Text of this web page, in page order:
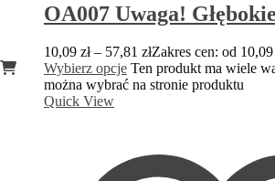
OA007 Uwaga!
10,09 zł – 57,81 złZakres cen: od 10,09
Wybierz opcje Ten produkt ma wiele
można wybrać na stronie produktu
Quick View